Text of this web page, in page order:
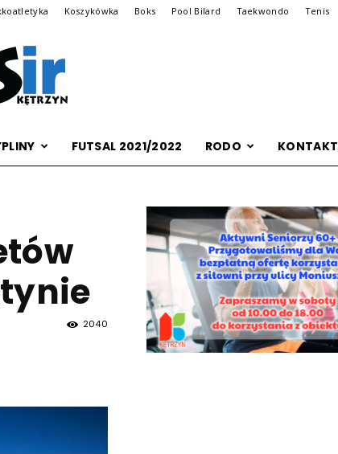
Koszykówka Boks Pool Bilard Taekwondo Tenis
FUTSAL 2021/2022 RODO KONTAKT
2040